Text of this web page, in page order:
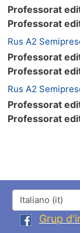
Professorat
Professorat
Rus A2
Professorat
Professorat
Rus A2
Professorat
Professorat
Lingua
Grup